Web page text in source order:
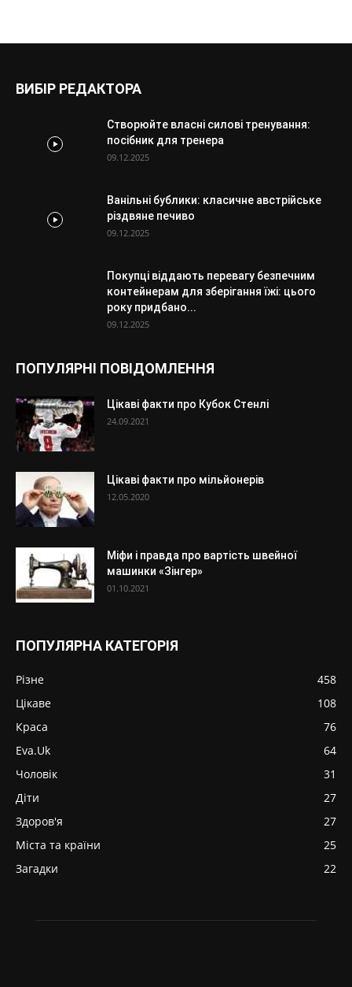
ВИБІР РЕДАКТОРА
Створюйте власні силові тренування:
посібник для тренера
09.12.2025
Ванільні бублики: класичне австрійське
різдвяне печиво
09.12.2025
Покупці віддають перевагу безпечним
контейнерам для зберігання їжі: цього
року придбано...
09.12.2025
ПОПУЛЯРНІ ПОВІДОМЛЕННЯ
Цікаві факти про Кубок Стенлі
24.09.2021
Цікаві факти про мільйонерів
12.05.2020
Міфи і правда про вартість швейної
машинки «Зінгер»
01.10.2021
ПОПУЛЯРНА КАТЕГОРІЯ
Різне
458
Цікаве
108
Краса
76
Eva.Uk
64
Чоловік
31
Діти
27
Здоров'я
27
Міста та країни
25
Загадки
22